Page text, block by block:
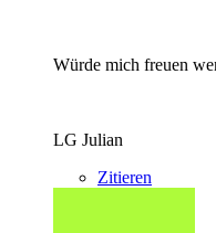
Würde mich freuen
LG Julian
Zitieren